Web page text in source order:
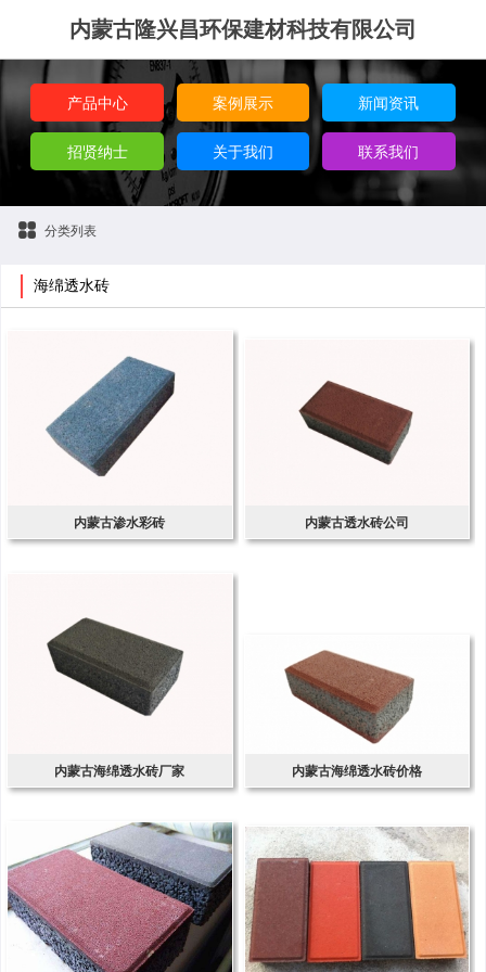
内蒙古隆兴昌环保建材科技有限公司
产品中心 案例展示 新闻资讯
招贤纳士 关于我们 联系我们
分类列表
海绵透水砖
内蒙古渗水彩砖 内蒙古透水砖公司
内蒙古海绵透水砖厂家 内蒙古海绵透水砖价格